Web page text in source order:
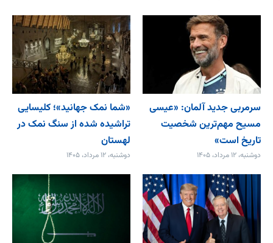
سرمربی جدید آلمان: «عیسی
مسیح مهم‌ترین شخصیت
تاریخ است»
دوشنبه، ۱۲ مرداد، ۱۴۰۵
«شما نمک جهانید»؛ کلیسایی
تراشیده شده از سنگ نمک در
لهستان
دوشنبه، ۱۲ مرداد، ۱۴۰۵